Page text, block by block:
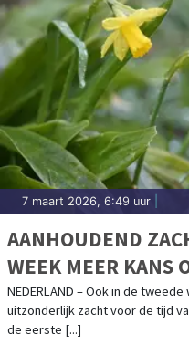
7 maart 2026, 6:49 uur
AANHOUDEND
WEEK MEER KANS
NEDERLAND – Ook in de
uitzonderlijk zacht voor de tijd
de eerste [...]